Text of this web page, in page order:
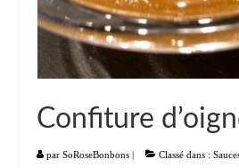
Confiture
par SoRoseBonbons | Classé dans :